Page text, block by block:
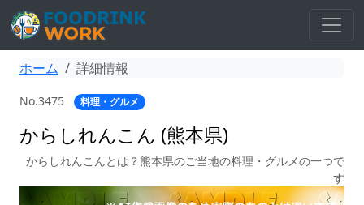
ホーム 詳細情報
No.3475 料理・グルメ
からしれんこん (熊本県)
からしれんこんとは？熊本県のご当地の料理・グルメの一つで
す